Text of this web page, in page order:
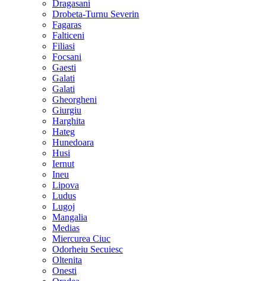
Dragasani
Drobeta-Turnu Severin
Fagaras
Falticeni
Filiasi
Focsani
Gaesti
Galati
Galati
Gheorgheni
Giurgiu
Harghita
Hateg
Hunedoara
Husi
Iernut
Ineu
Lipova
Ludus
Lugoj
Mangalia
Medias
Miercurea Ciuc
Odorheiu Secuiesc
Oltenita
Onesti